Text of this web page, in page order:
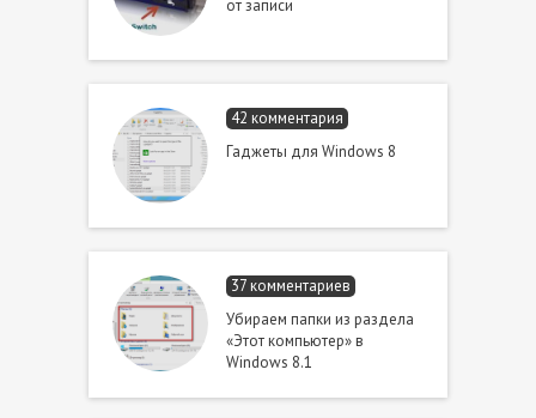
от записи
42 комментария
Гаджеты для Windows 8
37 комментариев
Убираем папки из раздела
«Этот компьютер» в
Windows 8.1